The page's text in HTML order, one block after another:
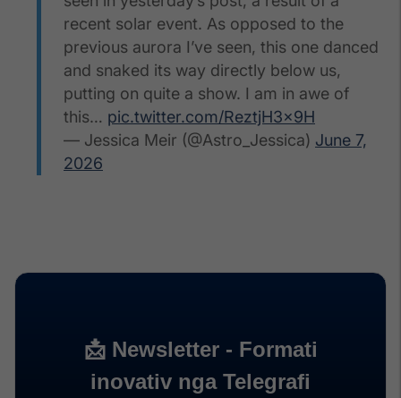
recent solar event. As opposed to the
previous aurora I’ve seen, this one danced
and snaked its way directly below us,
putting on quite a show. I am in awe of
this… pic.twitter.com/ReztjH3x9H
— Jessica Meir (@Astro_Jessica) June 7,
2026